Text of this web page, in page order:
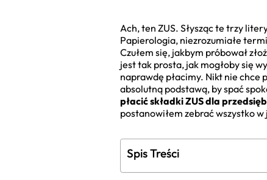
Ach, ten ZUS. Słysząc te trzy
Papierologia, niezrozumiałe
Czułem się, jakbym próbował
jest tak prosta, jak mogłoby się
naprawdę płacimy. Nikt nie chce
absolutną podstawą, by spać
płacić składki ZUS dla
postanowiłem zebrać wszystko
Spis Treści